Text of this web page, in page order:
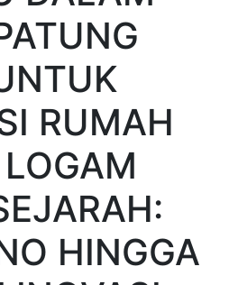
RUMAH
HINGGA